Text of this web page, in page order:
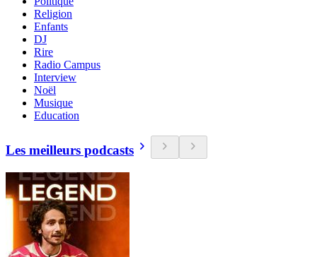
Religion
Enfants
DJ
Rire
Radio Campus
Interview
Noël
Musique
Education
Les meilleurs podcasts